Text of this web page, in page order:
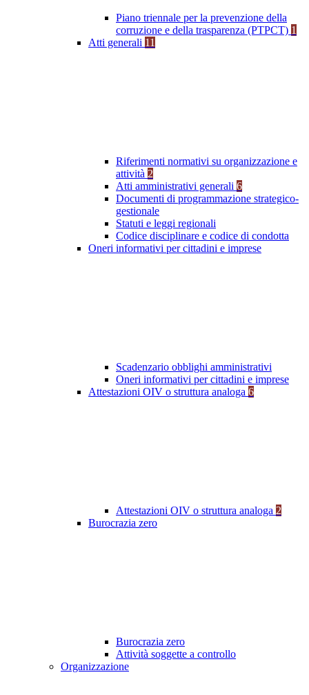
Piano triennale per la prevenzione della
corruzione e della trasparenza (PTPCT) 1
Atti generali 11
Riferimenti normativi su organizzazione e
attività 2
Atti amministrativi generali 6
Documenti di programmazione strategico-
gestionale
Statuti e leggi regionali
Codice disciplinare e codice di condotta
Oneri informativi per cittadini e imprese
Scadenzario obblighi amministrativi
Oneri informativi per cittadini e imprese
Attestazioni OIV o struttura analoga 6
Attestazioni OIV o struttura analoga 2
Burocrazia zero
Burocrazia zero
Attività soggette a controllo
Organizzazione